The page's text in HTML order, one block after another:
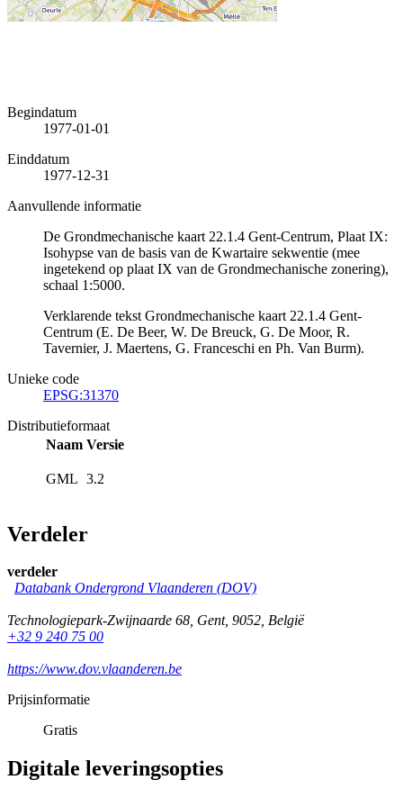
Begindatum
1977-01-01
Einddatum
1977-12-31
Aanvullende informatie
De Grondmechanische kaart 22.1.4 Gent-Centrum, Plaat IX:
Isohypse van de basis van de Kwartaire sekwentie (mee
ingetekend op plaat IX van de Grondmechanische zonering),
schaal 1:5000.
Verklarende tekst Grondmechanische kaart 22.1.4 Gent-
Centrum (E. De Beer, W. De Breuck, G. De Moor, R.
Tavernier, J. Maertens, G. Franceschi en Ph. Van Burm).
Unieke code
EPSG:31370
Distributieformaat
Naam Versie
GML 3.2
Verdeler
verdeler
Databank Ondergrond Vlaanderen (DOV)
Technologiepark-Zwijnaarde 68, Gent, 9052, België
+32 9 240 75 00
https://www.dov.vlaanderen.be
Prijsinformatie
Gratis
Digitale leveringsopties